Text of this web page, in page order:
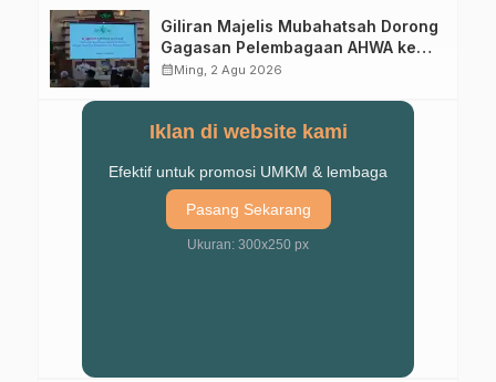
Giliran Majelis Mubahatsah Dorong
Gagasan Pelembagaan AHWA ke
Forum Muktamar Mendatang
calendar_monthMing, 2 Agu 2026
Iklan di website kami
Efektif untuk promosi UMKM & lembaga
Pasang Sekarang
Ukuran: 300x250 px